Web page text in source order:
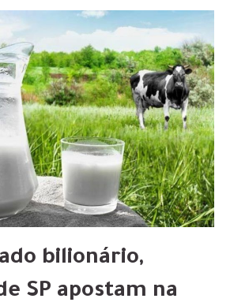
bilionário,
SP apostam na